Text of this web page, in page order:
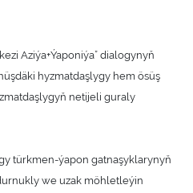
Aziýa+Ýaponiýa” dialogynyň
hyzmatdaşlygy hem ösüş
netijeli guraly
türkmen-ýapon gatnaşyklarynyň
we uzak möhletleýin